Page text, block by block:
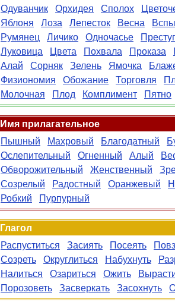
Одуванчик
Орхидея Сполох
Яблоня
Лоза Лепесток Весна
Румянец
Личико Одночасье
Луковица
Цвета Похвала Проказа
Алай
Сорняк Зелень Ямочка
Физиономия
Обожание Торговля
Молочная
Плод Комплимент Пятно
Имя прилагательное
Пышный
Махровый Благодатный
Ослепительный
Огненный Алый
Обворожительный
Женственный
Созрелый
Радостный Оранжевый
Робкий
Пурпурный
Глагол
Распуститься
Засиять Посеять
Созреть
Округлиться Набухнуть
Налиться
Озариться Ожить
Порозоветь
Засверкать Засохнуть